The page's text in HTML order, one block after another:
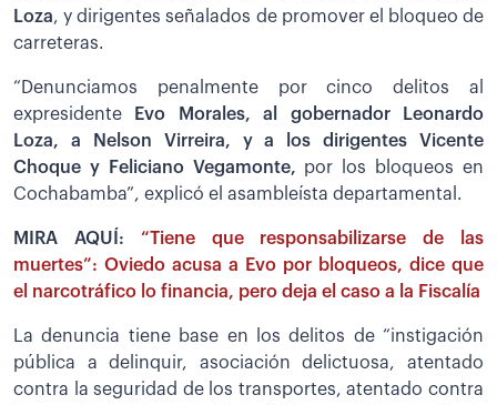
Loza, y dirigentes señalados de promover el bloqueo de
carreteras.
“Denunciamos penalmente por cinco delitos al
expresidente
Evo Morales, al gobernador Leonardo
Loza, a Nelson Virreira, y a los dirigentes Vicente
Choque y Feliciano Vegamonte, por los bloqueos en
Cochabamba”, explicó el asambleísta departamental.
MIRA AQUÍ: “Tiene que responsabilizarse de las
muertes”: Oviedo acusa a Evo por bloqueos, dice que
el narcotráfico lo financia, pero deja el caso a la Fiscalía
La denuncia tiene base en los delitos de “instigación
pública a delinquir, asociación delictuosa, atentado
contra la seguridad de los transportes, atentado contra